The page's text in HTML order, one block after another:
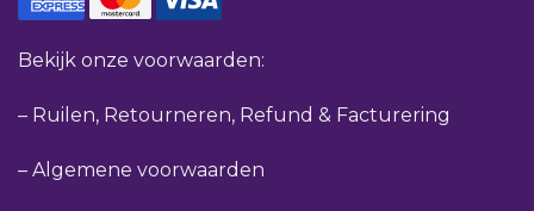
Bekijk onze voorwaarden:
– Ruilen, Retourneren, Refund & Facturering
– Algemene voorwaarden